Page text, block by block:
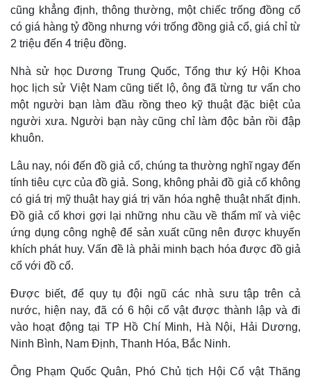
Kinh tế
Bất động sản
Khởi nghiệp
Giá vàng
Tiêu dùng
Chứng khoán
Giá cà phê
cũng khẳng định, thông thường, một chiếc trống đồng cổ
có giá hàng tỷ đồng nhưng với trống đồng giả cổ, giá chỉ từ
2 triệu đến 4 triệu đồng.
Nhà sử học Dương Trung Quốc, Tổng thư ký Hội Khoa
học lịch sử Việt Nam cũng tiết lộ, ông đã từng tư vấn cho
một người bạn làm đầu rồng theo kỹ thuật đặc biệt của
người xưa. Người bạn này cũng chỉ làm độc bản rồi đập
khuôn.
Lâu nay, nói đến đồ giả cổ, chúng ta thường nghĩ ngay đến
tính tiêu cực của đồ giả. Song, không phải đồ giả cổ không
có giá trị mỹ thuật hay giá trị văn hóa nghệ thuật nhất định.
Đồ giả cổ khơi gợi lại những nhu cầu về thẩm mĩ và việc
ứng dụng công nghệ để sản xuất cũng nên được khuyến
khích phát huy. Vấn đề là phải minh bạch hóa được đồ giả
cổ với đồ cổ.
Được biết, để quy tụ đội ngũ các nhà sưu tập trên cả
nước, hiện nay, đã có 6 hội cổ vật được thành lập và đi
vào hoạt động tại TP Hồ Chí Minh, Hà Nội, Hải Dương,
Ninh Bình, Nam Định, Thanh Hóa, Bắc Ninh.
Ông Phạm Quốc Quân, Phó Chủ tịch Hội Cổ vật Thăng